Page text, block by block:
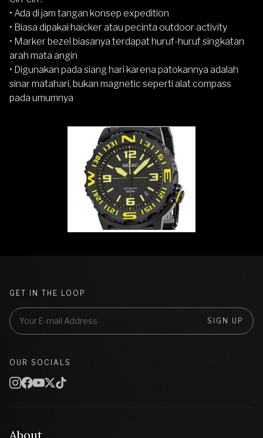
• Ada di jam tangan konsep expedition
• Biasa dipakai haicker atau pecinta outdoor activity
• Marker bezel biasanya terdapat huruf-huruf singkatan
arah mata angin
• Digunakan pada siang hari karena patokannya adalah
sinar matahari, bukan magnetic seperti alat compass
pada umumnya
About
GET IN THE LOOP
SIGN UP
OUR SOCIALS